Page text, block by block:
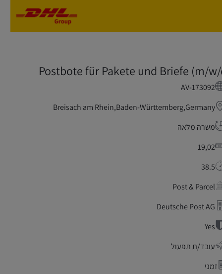
Postbote für Pakete und Briefe (m/
AV-173092
Breisach am Rhein,Baden-Württemberg,Germany
משרה מלאה
19,02
38.5
Post & Parcel
Deutsche Post AG
Yes
עובד/ת תפעול
זמני